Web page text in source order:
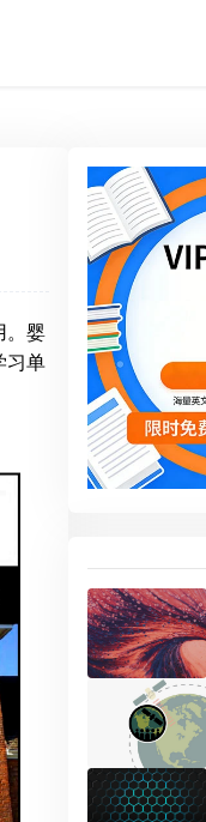
。婴
习单